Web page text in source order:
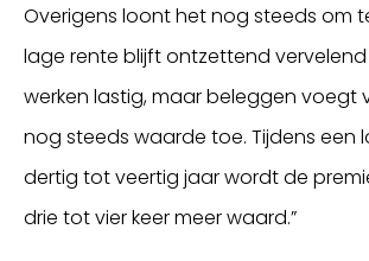
Overigens loont het nog steeds om
lage rente blijft ontzettend
werken lastig, maar beleggen voegt
nog steeds waarde toe. Tijdens een
dertig tot veertig jaar wordt de
drie tot vier keer meer waard.”